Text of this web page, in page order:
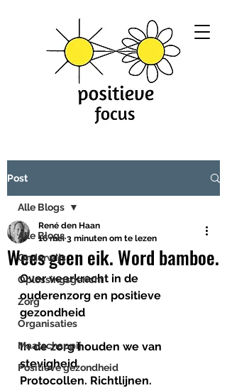
Post
Alle Blogs
Onderwijs
Oplossingsgericht
Zorg
Organisaties
Maatschappij
Positieve gezondheid
Alle Blogs
Wees geen eik. Word bamboe.
René den Haan
16 mei 3 minuten om te lezen
Over veerkracht in de
ouderenzorg en positieve
gezondheid
In de zorg houden we van
stevigheid.
Protocollen. Richtlijnen.